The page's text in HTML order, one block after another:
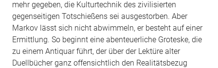
mehr gegeben, die Kulturtechnik des zivilisierten
gegenseitigen Totschießens sei ausgestorben. Aber
Markov lässt sich nicht abwimmeln, er besteht auf einer
Ermittlung. So beginnt eine abenteuerliche Groteske, die
zu einem Antiquar führt, der über der Lektüre alter
Duellbücher ganz offensichtlich den Realitätsbezug